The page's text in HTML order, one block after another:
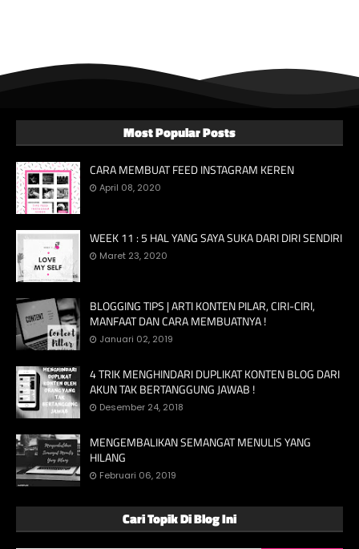
Most Popular Posts
CARA MEMBUAT FEED INSTAGRAM KEREN
April 08, 2020
WEEK 11 : 5 HAL YANG SAYA SUKA DARI DIRI SENDIRI
Maret 23, 2020
BLOGGING TIPS | ARTI KONTEN PILAR, CIRI-CIRI,
MANFAAT DAN CARA MEMBUATNYA !
Januari 02, 2019
4 TRIK MENGHINDARI DUPLIKAT KONTEN BLOG DARI
AKUN TAK BERTANGGUNG JAWAB !
Desember 24, 2018
MENGEMBALIKAN SEMANGAT MENULIS YANG
HILANG
Februari 06, 2019
Cari Topik Di Blog Ini